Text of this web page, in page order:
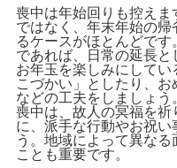
喪中は年始回りも控え
ではなく、年末年始の
るケースがほとんどで
であれば、日常の延長
お年玉を楽しみにして
こづかい」としたり、
などの工夫をしましょう
喪中は、故人の冥福を
に、派手な行動やお祝
う。地域によって異な
ことも重要です。